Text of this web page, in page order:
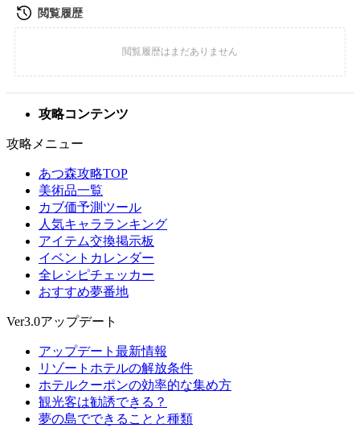
攻略コンテンツ
攻略メニュー
あつ森攻略TOP
美術品一覧
カブ価予測ツール
人気キャラランキング
アイテム交換掲示板
イベントカレンダー
全レシピチェッカー
おすすめ夢番地
Ver3.0アップデート
アップデート最新情報
リゾートホテルの解放条件
ホテルクーポンの効率的な集め方
観光客は勧誘できる？
夢の島でできることと種類